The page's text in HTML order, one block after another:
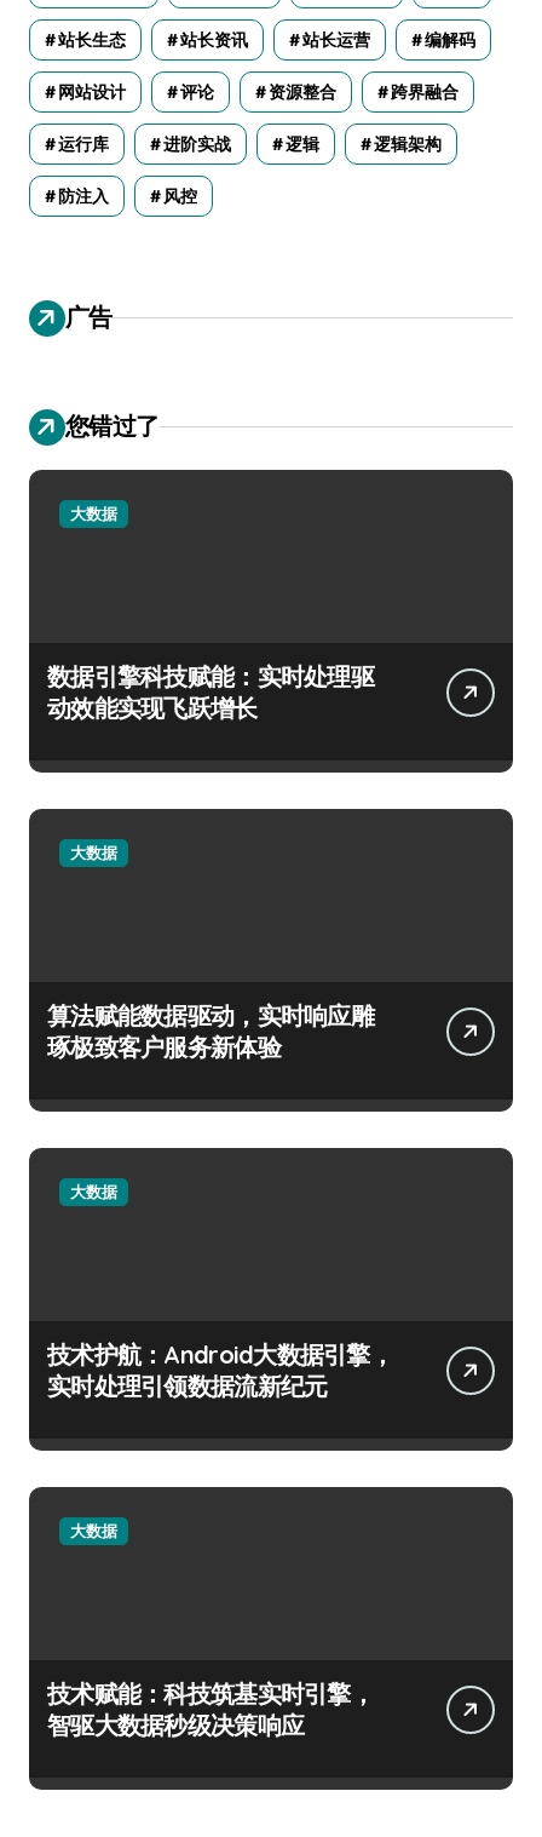
站长生态 站长资讯 站长运营 编解码
网站设计 评论 资源整合 跨界融合
运行库 进阶实战 逻辑 逻辑架构
防注入 风控
广告
您错过了
大数据
数据引擎科技赋能：实时处理驱
动效能实现飞跃增长
大数据
算法赋能数据驱动，实时响应雕
琢极致客户服务新体验
大数据
技术护航：Android大数据引擎，
实时处理引领数据流新纪元
大数据
技术赋能：科技筑基实时引擎，
智驱大数据秒级决策响应